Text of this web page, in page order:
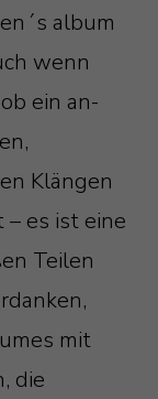
album
wenn
ein an-
Klängen
es ist eine
Teilen
mit
die